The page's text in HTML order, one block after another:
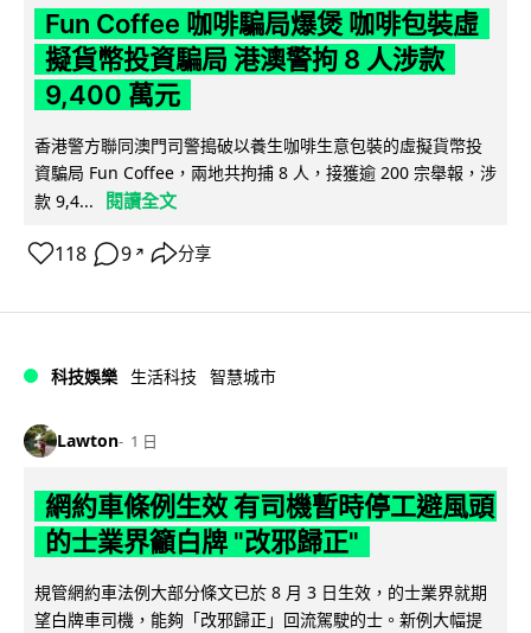
Fun Coffee 咖啡騙局爆煲 咖啡包裝虛
擬貨幣投資騙局 港澳警拘 8 人涉款
9,400 萬元
香港警方聯同澳門司警搗破以養生咖啡生意包裝的虛擬貨幣投
資騙局 Fun Coffee，兩地共拘捕 8 人，接獲逾 200 宗舉報，涉
款 9,4...
閱讀全文
118 9 ↗ 分享
科技娛樂 生活科技 智慧城市
Lawton 1 日
網約車條例生效 有司機暫時停工避風頭
的士業界籲白牌 "改邪歸正"
規管網約車法例大部分條文已於 8 月 3 日生效，的士業界就期
望白牌車司機，能夠「改邪歸正」回流駕駛的士。新例大幅提